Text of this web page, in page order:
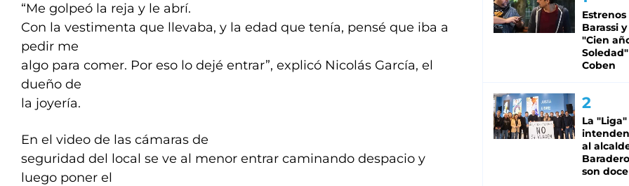
“Me golpeó la reja y le abrí.
Con la vestimenta que llevaba, y la edad que tenía, pensé que iba a
pedir me
algo para comer. Por eso lo dejé entrar”, explicó Nicolás García, el
dueño de
la joyería.
En el video de las cámaras de
seguridad del local se ve al menor entrar caminando despacio y
luego poner el
Estrenos
Barassi
"Cien
Coben
La
al
son doce